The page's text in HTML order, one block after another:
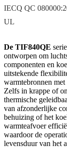
IECQ QC
UL
De TIF840QE
ontworpen om
componenten en
uitstekende
warmtebronnen
Zelfs in krappe of
thermische
van afzonderlijke
behuizing of het
warmteafvoer
waardoor de
levensduur van het